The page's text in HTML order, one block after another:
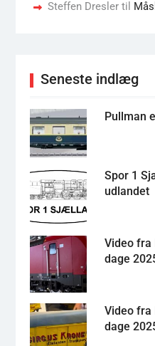
Steffen Dreslertil
Seneste indlæg
Pullman
Spor 1
udlandet
Video fra
dage
Video fra
dage